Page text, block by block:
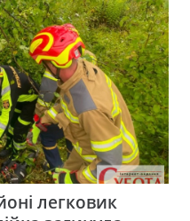
легковик